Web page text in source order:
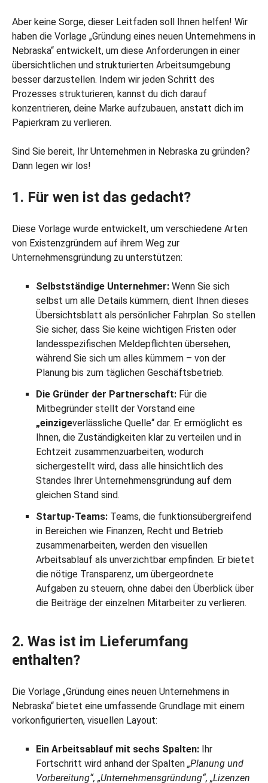
Aber keine Sorge, dieser Leitfaden soll Ihnen helfen! Wir
haben die Vorlage „Gründung eines neuen Unternehmens in
Nebraska“ entwickelt, um diese Anforderungen in einer
übersichtlichen und strukturierten Arbeitsumgebung
besser darzustellen. Indem wir jeden Schritt des
Prozesses strukturieren, kannst du dich darauf
konzentrieren, deine Marke aufzubauen, anstatt dich im
Papierkram zu verlieren.
Sind Sie bereit, Ihr Unternehmen in Nebraska zu gründen?
Dann legen wir los!
1. Für wen ist das gedacht?
Diese Vorlage wurde entwickelt, um verschiedene Arten
von Existenzgründern auf ihrem Weg zur
Unternehmensgründung zu unterstützen:
Selbstständige Unternehmer: Wenn Sie sich
selbst um alle Details kümmern, dient Ihnen dieses
Übersichtsblatt als persönlicher Fahrplan. So stellen
Sie sicher, dass Sie keine wichtigen Fristen oder
landesspezifischen Meldepflichten übersehen,
während Sie sich um alles kümmern – von der
Planung bis zum täglichen Geschäftsbetrieb.
Die Gründer der Partnerschaft: Für die
Mitbegründer stellt der Vorstand eine
„einzigeverlässliche Quelle“ dar. Er ermöglicht es
Ihnen, die Zuständigkeiten klar zu verteilen und in
Echtzeit zusammenzuarbeiten, wodurch
sichergestellt wird, dass alle hinsichtlich des
Standes Ihrer Unternehmensgründung auf dem
gleichen Stand sind.
Startup-Teams: Teams, die funktionsübergreifend
in Bereichen wie Finanzen, Recht und Betrieb
zusammenarbeiten, werden den visuellen
Arbeitsablauf als unverzichtbar empfinden. Er bietet
die nötige Transparenz, um übergeordnete
Aufgaben zu steuern, ohne dabei den Überblick über
die Beiträge der einzelnen Mitarbeiter zu verlieren.
2. Was ist im Lieferumfang
enthalten?
Die Vorlage „Gründung eines neuen Unternehmens in
Nebraska“ bietet eine umfassende Grundlage mit einem
vorkonfigurierten, visuellen Layout:
Ein Arbeitsablauf mit sechs Spalten: Ihr
Fortschritt wird anhand der Spalten „Planung und
Vorbereitung“, „Unternehmensgründung“, „Lizenzen